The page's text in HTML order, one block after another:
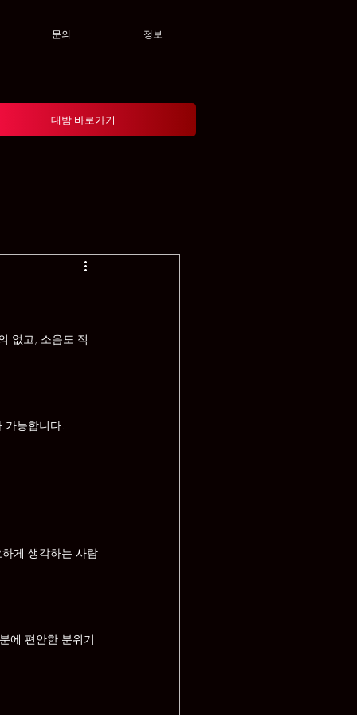
문의 정보
대밤 바로가기
없고, 소음도 적
가능합니다.
게 생각하는 사람
에 편안한 분위기